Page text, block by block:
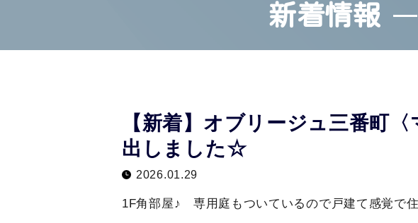
新着情報
【新着】オブリージュ三番町
出しました☆
2026.01.29
1F角部屋♪ 専用庭もついているので戸建て感覚で住